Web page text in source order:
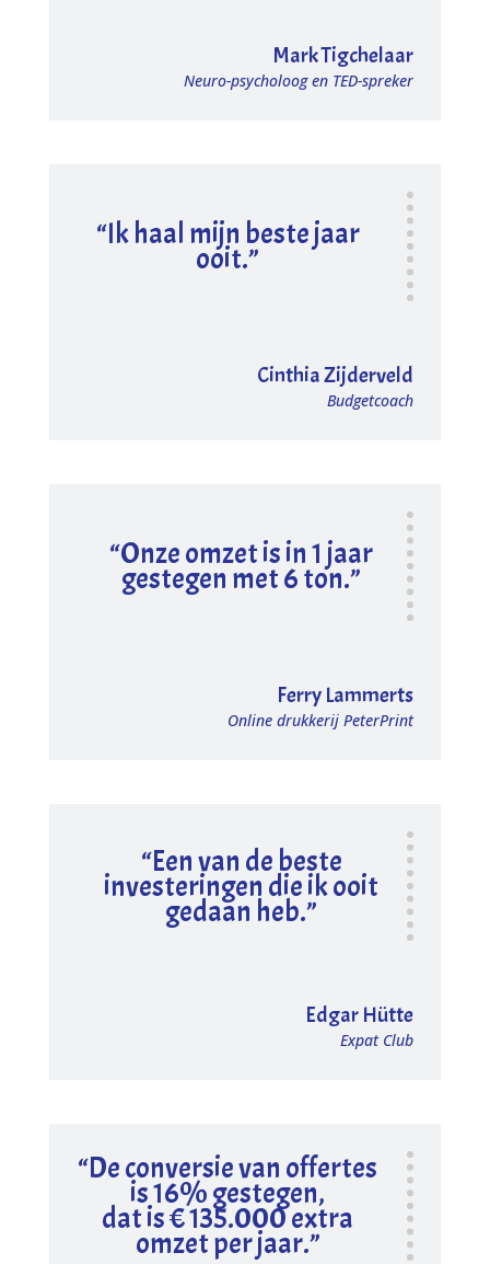
Mark Tigchelaar
Neuro-psycholoog en TED-spreker
“Ik haal mijn beste jaar
ooit.”
Cinthia Zijderveld
Budgetcoach
“Onze omzet is in 1 jaar
gestegen met 6 ton.”
Ferry Lammerts
Online drukkerij PeterPrint
“Een van de beste
investeringen die ik ooit
gedaan heb.”
Edgar Hütte
Expat Club
“De conversie van offertes
is 16% gestegen,
dat is € 135.000 extra
omzet per jaar.”